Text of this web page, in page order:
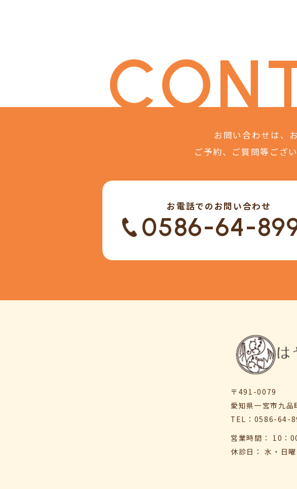
お問い合わせは、
ご予約、ご質問等ござ
お電話でのお問い合わせ
0586-64-
〒491-0079
愛知県一宮市九
TEL：0586-64-
営業時間： 10：
休診日： 水・日曜